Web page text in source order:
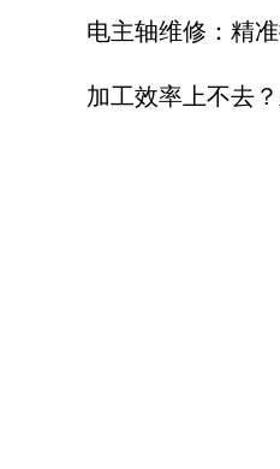
？
电主轴维修：精
准化维修延长电
加工效率上不去